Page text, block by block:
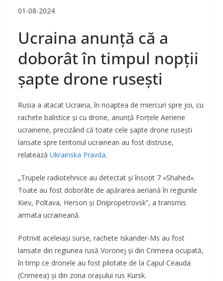
01-08-2024
Ucraina anunță că a
doborât în timpul nopții
șapte drone rusești
Rusia a atacat Ucraina, în noaptea de miercuri spre joi, cu
rachete balistice și cu drone, anunță Forțele Aeriene
ucrainene, precizând că toate cele șapte drone rusești
lansate spre teritoriul ucrainean au fost distruse,
relatează Ukrainska Pravda.
„Trupele radiotehnice au detectat și însoțit 7 «Shahed».
Toate au fost doborâte de apărarea aeriană în regiunile
Kiev, Poltava, Herson și Dnipropetrovsk”, a transmis
armata ucraineană.
Potrivit aceleiași surse, rachete Iskander-Ms au fost
lansate din regiunea rusă Voronej și din Crimeea ocupată,
în timp ce dronele au fost pilotate de la Capul Ceauda
(Crimeea) și din zona orașului rus Kursk.